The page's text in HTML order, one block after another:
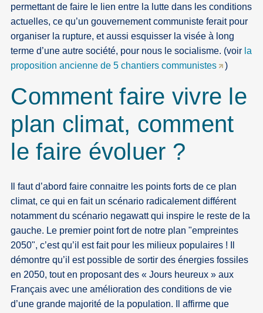
permettant de faire le lien entre la lutte dans les conditions
actuelles, ce qu’un gouvernement communiste ferait pour
organiser la rupture, et aussi esquisser la visée à long
terme d’une autre société, pour nous le socialisme. (voir la
proposition ancienne de 5 chantiers communistes
)
Comment faire vivre le
plan climat, comment
le faire évoluer ?
Il faut d’abord faire connaitre les points forts de ce plan
climat, ce qui en fait un scénario radicalement différent
notamment du scénario negawatt qui inspire le reste de la
gauche. Le premier point fort de notre plan "empreintes
2050", c’est qu’il est fait pour les milieux populaires ! Il
démontre qu’il est possible de sortir des énergies fossiles
en 2050, tout en proposant des « Jours heureux » aux
Français avec une amélioration des conditions de vie
d’une grande majorité de la population. Il affirme que